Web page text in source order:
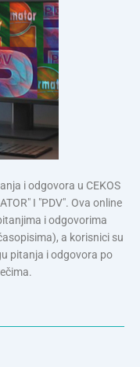
i odgovora u CEKOS
I "PDV". Ova online
i odgovorima
a korisnici su
pitanja i odgovora po